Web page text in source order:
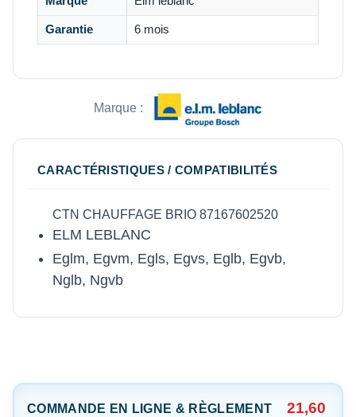
Garantie 6 mois
Marque :
CARACTÉRISTIQUES / COMPATIBILITÉS
CTN CHAUFFAGE BRIO 87167602520
ELM LEBLANC
Eglm, Egvm, Egls, Egvs, Eglb, Egvb,
Nglb, Ngvb
COMMANDE EN LIGNE & RÈGLEMENT
21,60